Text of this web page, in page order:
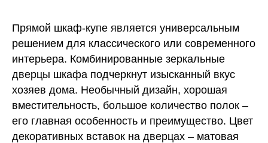
Прямой шкаф-купе является универсальным
решением для классического или современного
интерьера. Комбинированные зеркальные
дверцы шкафа подчеркнут изысканный вкус
хозяев дома. Необычный дизайн, хорошая
вместительность, большое количество полок –
его главная особенность и преимущество. Цвет
декоративных вставок на дверцах – матовая